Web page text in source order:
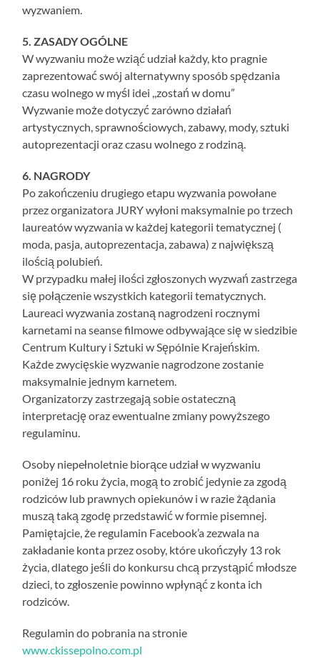
wyzwaniem.
5. ZASADY OGÓLNE
W wyzwaniu może wziąć udział każdy, kto pragnie
zaprezentować swój alternatywny sposób spędzania
czasu wolnego w myśl idei ,,zostań w domu”
Wyzwanie może dotyczyć zarówno działań
artystycznych, sprawnościowych, zabawy, mody, sztuki
autoprezentacji oraz czasu wolnego z rodziną.
6. NAGRODY
Po zakończeniu drugiego etapu wyzwania powołane
przez organizatora JURY wyłoni maksymalnie po trzech
laureatów wyzwania w każdej kategorii tematycznej (
moda, pasja, autoprezentacja, zabawa) z największą
ilością polubień.
W przypadku małej ilości zgłoszonych wyzwań zastrzega
się połączenie wszystkich kategorii tematycznych.
Laureaci wyzwania zostaną nagrodzeni rocznymi
karnetami na seanse filmowe odbywające się w siedzibie
Centrum Kultury i Sztuki w Sępólnie Krajeńskim.
Każde zwycięskie wyzwanie nagrodzone zostanie
maksymalnie jednym karnetem.
Organizatorzy zastrzegają sobie ostateczną
interpretację oraz ewentualne zmiany powyższego
regulaminu.
Osoby niepełnoletnie biorące udział w wyzwaniu
poniżej 16 roku życia, mogą to zrobić jedynie za zgodą
rodziców lub prawnych opiekunów i w razie żądania
muszą taką zgodę przedstawić w formie pisemnej.
Pamiętajcie, że regulamin Facebook’a zezwala na
zakładanie konta przez osoby, które ukończyły 13 rok
życia, dlatego jeśli do konkursu chcą przystąpić młodsze
dzieci, to zgłoszenie powinno wpłynąć z konta ich
rodziców.
Regulamin do pobrania na stronie
www.ckissepolno.com.pl